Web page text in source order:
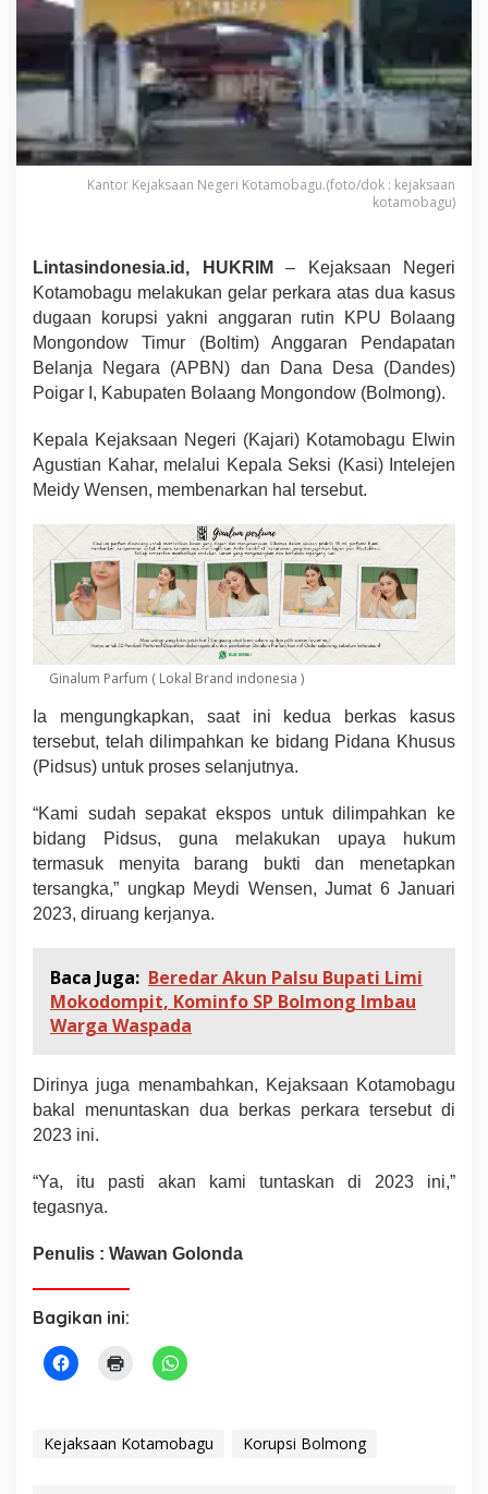
K
o
r
u
p
s
a
D
t
n
a
s
a
n
K
e
a
k
a
n
K
o
t
a
m
o
b
T
a
h
n
i
Kantor Kejaksaan Negeri Kotamobagu.(foto/dok : kejaksaan
kotamobagu)
Lintasindonesia.id, HUKRIM – Kejaksaan Negeri
Kotamobagu melakukan gelar perkara atas dua kasus
dugaan korupsi yakni anggaran rutin KPU Bolaang
Mongondow Timur (Boltim) Anggaran Pendapatan
Belanja Negara (APBN) dan Dana Desa (Dandes)
Poigar I, Kabupaten Bolaang Mongondow (Bolmong).
Kepala Kejaksaan Negeri (Kajari) Kotamobagu Elwin
Agustian Kahar, melalui Kepala Seksi (Kasi) Intelejen
Meidy Wensen, membenarkan hal tersebut.
Ginalum Parfum ( Lokal Brand indonesia )
Ia mengungkapkan, saat ini kedua berkas kasus
tersebut, telah dilimpahkan ke bidang Pidana Khusus
(Pidsus) untuk proses selanjutnya.
“Kami sudah sepakat ekspos untuk dilimpahkan ke
bidang Pidsus, guna melakukan upaya hukum
termasuk menyita barang bukti dan menetapkan
tersangka,” ungkap Meydi Wensen, Jumat 6 Januari
2023, diruang kerjanya.
Baca Juga: Beredar Akun Palsu Bupati Limi
Mokodompit, Kominfo SP Bolmong Imbau
Warga Waspada
Dirinya juga menambahkan, Kejaksaan Kotamobagu
bakal menuntaskan dua berkas perkara tersebut di
2023 ini.
“Ya, itu pasti akan kami tuntaskan di 2023 ini,”
tegasnya.
Penulis : Wawan Golonda
Bagikan ini:
Kejaksaan Kotamobagu Korupsi Bolmong